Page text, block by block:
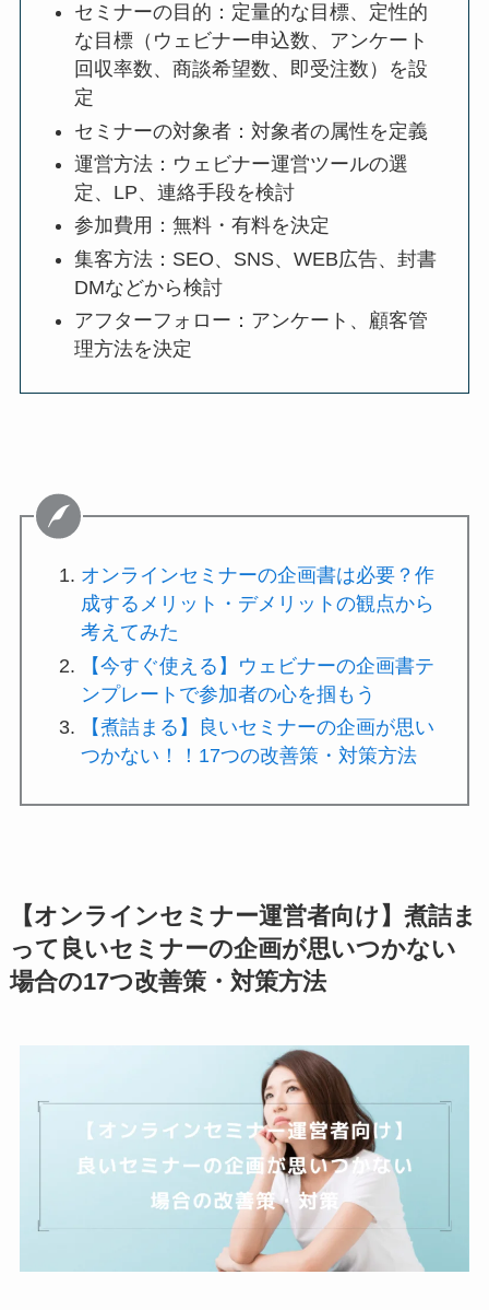
セミナーの目的：定量的な目標、定性的
な目標（ウェビナー申込数、アンケート
回収率数、商談希望数、即受注数）を設
定
セミナーの対象者：対象者の属性を定義
運営方法：ウェビナー運営ツールの選
定、LP、連絡手段を検討
参加費用：無料・有料を決定
集客方法：SEO、SNS、WEB広告、封書
DMなどから検討
アフターフォロー：アンケート、顧客管
理方法を決定
オンラインセミナーの企画書は必要？作
成するメリット・デメリットの観点から
考えてみた
【今すぐ使える】ウェビナーの企画書テ
ンプレートで参加者の心を掴もう
【煮詰まる】良いセミナーの企画が思い
つかない！！17つの改善策・対策方法
【オンラインセミナー運営者向け】煮詰ま
って良いセミナーの企画が思いつかない
場合の17つ改善策・対策方法